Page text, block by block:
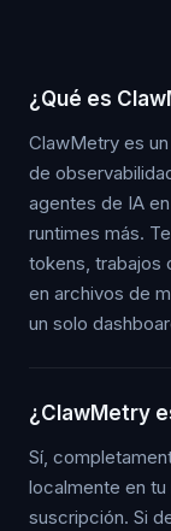
¿Qué es
ClawMetry es
de
agentes de IA
runtimes más.
tokens, trabajos
en archivos de
un solo
¿ClawMetry
Sí,
localmente en tu
suscripción. Si